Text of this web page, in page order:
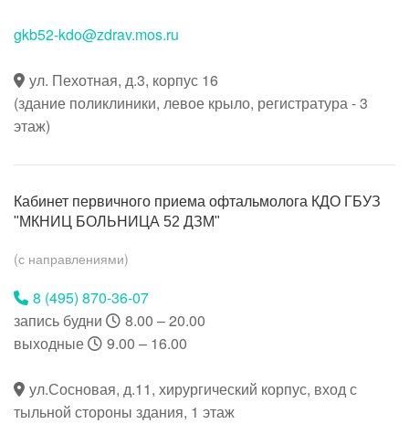
gkb52-kdo@zdrav.mos.ru
ул. Пехотная, д.3, корпус 16
(здание поликлиники, левое крыло, регистратура - 3
этаж)
Кабинет первичного приема офтальмолога КДО ГБУЗ
"МКНИЦ БОЛЬНИЦА 52 ДЗМ"
(с направлениями)
8 (495) 870-36-07
запись будни
8.00 – 20.00
выходные
9.00 – 16.00
ул.Сосновая, д.11, хирургический корпус, вход с
тыльной стороны здания, 1 этаж